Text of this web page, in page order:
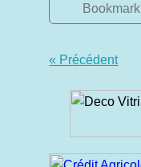
Bookmark
« Précédent